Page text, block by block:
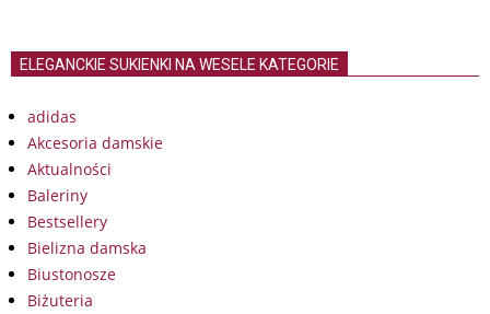
ELEGANCKIE SUKIENKI NA WESELE KATEGORIE
adidas
Akcesoria damskie
Aktualności
Baleriny
Bestsellery
Bielizna damska
Biustonosze
Biżuteria